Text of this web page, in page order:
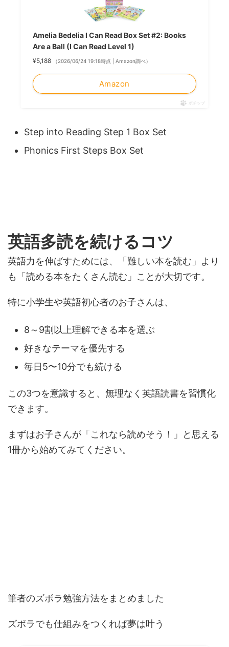
Amelia Bedelia I Can Read Box Set #2: Books
Are a Ball (I Can Read Level 1)
¥5,188 （2026/06/24 19:18時点 | Amazon調べ）
Amazon
ポチップ
Step into Reading Step 1 Box Set
Phonics First Steps Box Set
英語多読を続けるコツ
英語力を伸ばすためには、「難しい本を読む」より
も「読める本をたくさん読む」ことが大切です。
特に小学生や英語初心者のお子さんは、
8～9割以上理解できる本を選ぶ
好きなテーマを優先する
毎日5〜10分でも続ける
この3つを意識すると、無理なく英語読書を習慣化
できます。
まずはお子さんが「これなら読めそう！」と思える
1冊から始めてみてください。
筆者のズボラ勉強方法をまとめました
ズボラでも仕組みをつくれば夢は叶う